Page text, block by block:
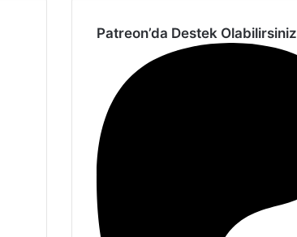
Patreon’da Destek Olabilirsiniz